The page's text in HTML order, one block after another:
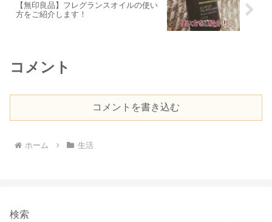
【無印良品】フレグランスオイルの使い
方をご紹介します！
コメント
コメントを書き込む
ホーム 生活
検索